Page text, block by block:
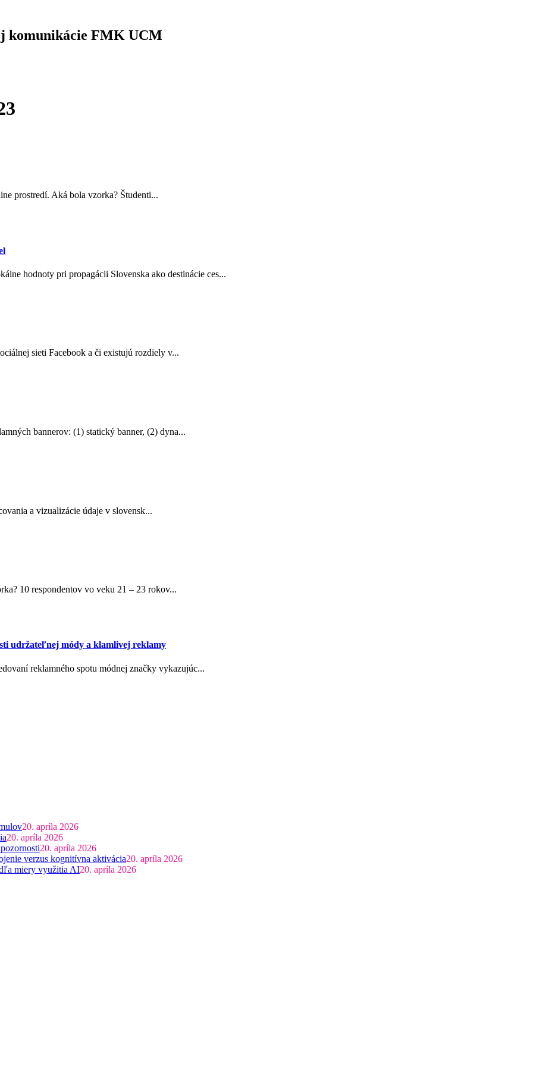
komunikácie FMK UCM
prostredí. Aká bola vzorka? Študenti...
hodnoty pri propagácii Slovenska ako destinácie ces...
sieti Facebook a či existujú rozdiely v...
bannerov: (1) statický banner, (2) dyna...
a vizualizácie údaje v slovensk...
10 respondentov vo veku 21 – 23 rokov...
udržateľnej módy a klamlivej reklamy
reklamného spotu módnej značky vykazujúc...
20. apríla 2026
20. apríla 2026
20. apríla 2026
verzus kognitívna aktivácia20. apríla 2026
miery využitia AI20. apríla 2026